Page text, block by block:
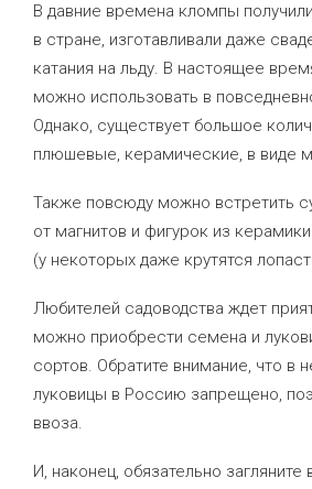
В давние времена кломпы
в стране, изготавливали даже
катания на льду. В настоящее
можно использовать в
Однако, существует большое
плюшевые, керамические, в виде
Также повсюду можно встретить
от магнитов и фигурок из
(у некоторых даже крутятся
Любителей садоводства ждет
можно приобрести семена и
сортов. Обратите внимание, что в
луковицы в Россию запрещено,
ввоза.
И, наконец, обязательно